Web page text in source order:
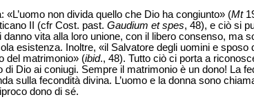
non divida quello che Dio ha congiunto» (Mt
II (cfr Cost. past. Gaudium et spes, 48), e ciò si
vita alla loro unione, con il libero consenso, ma
esistenza. Inoltre, «il Salvatore degli uomini e sposo
del matrimonio» (ibid., 48). Tutto ciò ci porta a
Dio ai coniugi. Sempre il matrimonio è un dono! La
sulla fecondità divina. L’uomo e la donna sono
dono di sé.